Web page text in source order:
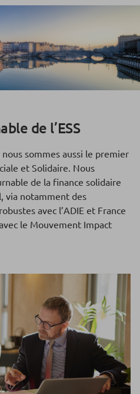
de l’ESS
sommes aussi le premier
et Solidaire. Nous
de la finance solidaire
via notamment des
avec l’ADIE et France
le Mouvement Impact